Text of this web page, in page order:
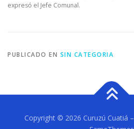
expresó el Jefe Comunal.
PUBLICADO EN SIN CATEGORIA
Copyright © 2026 Curuzú Cuatiá –